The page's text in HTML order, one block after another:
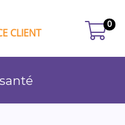
CLIENT
0